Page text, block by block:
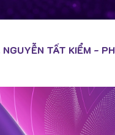
TẤT KIỂM -